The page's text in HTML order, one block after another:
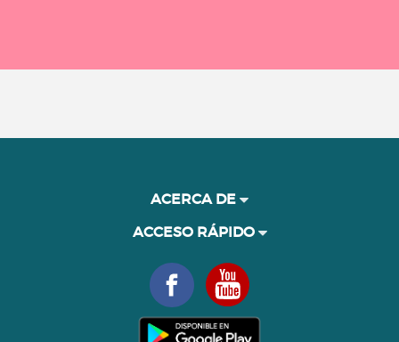
ACERCA DE
ACCESO RÁPIDO